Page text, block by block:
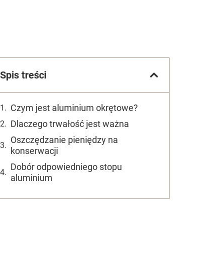
Spis treści
Czym jest aluminium okrętowe?
Dlaczego trwałość jest ważna
Oszczędzanie pieniędzy na
konserwacji
Dobór odpowiedniego stopu
aluminium